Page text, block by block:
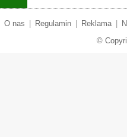
O nas Regulamin Reklama
©